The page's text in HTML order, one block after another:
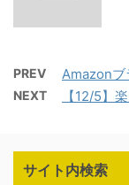
PREV Amazonブ
NEXT 【12/5】
サイト内検索